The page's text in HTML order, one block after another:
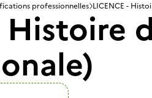
professionnelles LICENCE -
Histoire